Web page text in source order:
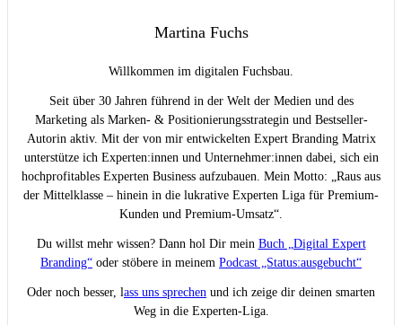
Martina Fuchs
Willkommen im digitalen Fuchsbau.
Seit über 30 Jahren führend in der Welt der Medien und des
Marketing als Marken- & Positionierungsstrategin und Bestseller-
Autorin aktiv. Mit der von mir entwickelten Expert Branding Matrix
unterstütze ich Experten:innen und Unternehmer:innen dabei, sich ein
hochprofitables Experten Business aufzubauen. Mein Motto: „Raus aus
der Mittelklasse – hinein in die lukrative Experten Liga für Premium-
Kunden und Premium-Umsatz“.
Du willst mehr wissen? Dann hol Dir mein Buch „Digital Expert
Branding“ oder stöbere in meinem Podcast „Status:ausgebucht“
Oder noch besser, lass uns sprechen und ich zeige dir deinen smarten
Weg in die Experten-Liga.